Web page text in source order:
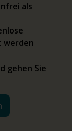
als
werden
gehen Sie